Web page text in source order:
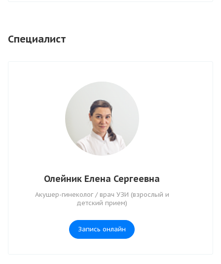
Специалист
Олейник Елена Сергеевна
Акушер-гинеколог / врач УЗИ (взрослый и
детский прием)
Запись онлайн